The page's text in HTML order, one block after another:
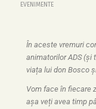
EVENIMENTE
În aceste vremuri
animatorilor ADS (și
viața lui don Bosco
Vom face în fiecare
așa veți avea timp